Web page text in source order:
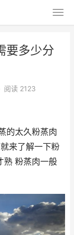
要多少分
阅读 2123
的太久粉蒸肉
来了解一下粉
熟 粉蒸肉一般